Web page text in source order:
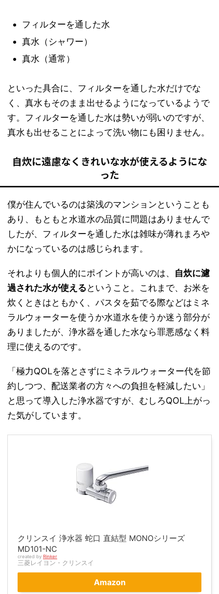
フィルターを通した水
真水（シャワー）
真水（通常）
といった具合に、フィルターを通した水だけでな
く、真水もそのまま出せるようになっているようで
す。フィルターを通した水は勢いが弱いのですが、
真水も出せることによって洗い物にも困りません。
自炊に遠慮なくきれいな水が使えるようにな
った
僕が住んでいるのは築浅のマンションということも
あり、もともと水道水の品質に問題はありませんで
したが、フィルターを通した水は雑味が薄れまろや
かになっているのは感じられます。
それよりも個人的にポイントが高いのは、 自炊に濾
過された水が使えるということ。これまで、お米を
炊くときはともかく、パスタを茹でる際などはミネ
ラルウォーターを使うか水道水を使うか迷う部分が
ありましたが、浄水器を通した水なら罪悪感なく料
理に使えるのです。
「極力QOLを落とさずにミネラルウォーター代を節
約しつつ、配送業者の方々への負担を軽減したい」
と思って導入した浄水器ですが、むしろQOL上がっ
た気がしています。
クリンスイ 浄水器 蛇口 直結型 MONOシリーズ
MD101-NC
created by Rinker
三菱レイヨン・クリンスイ
Amazon